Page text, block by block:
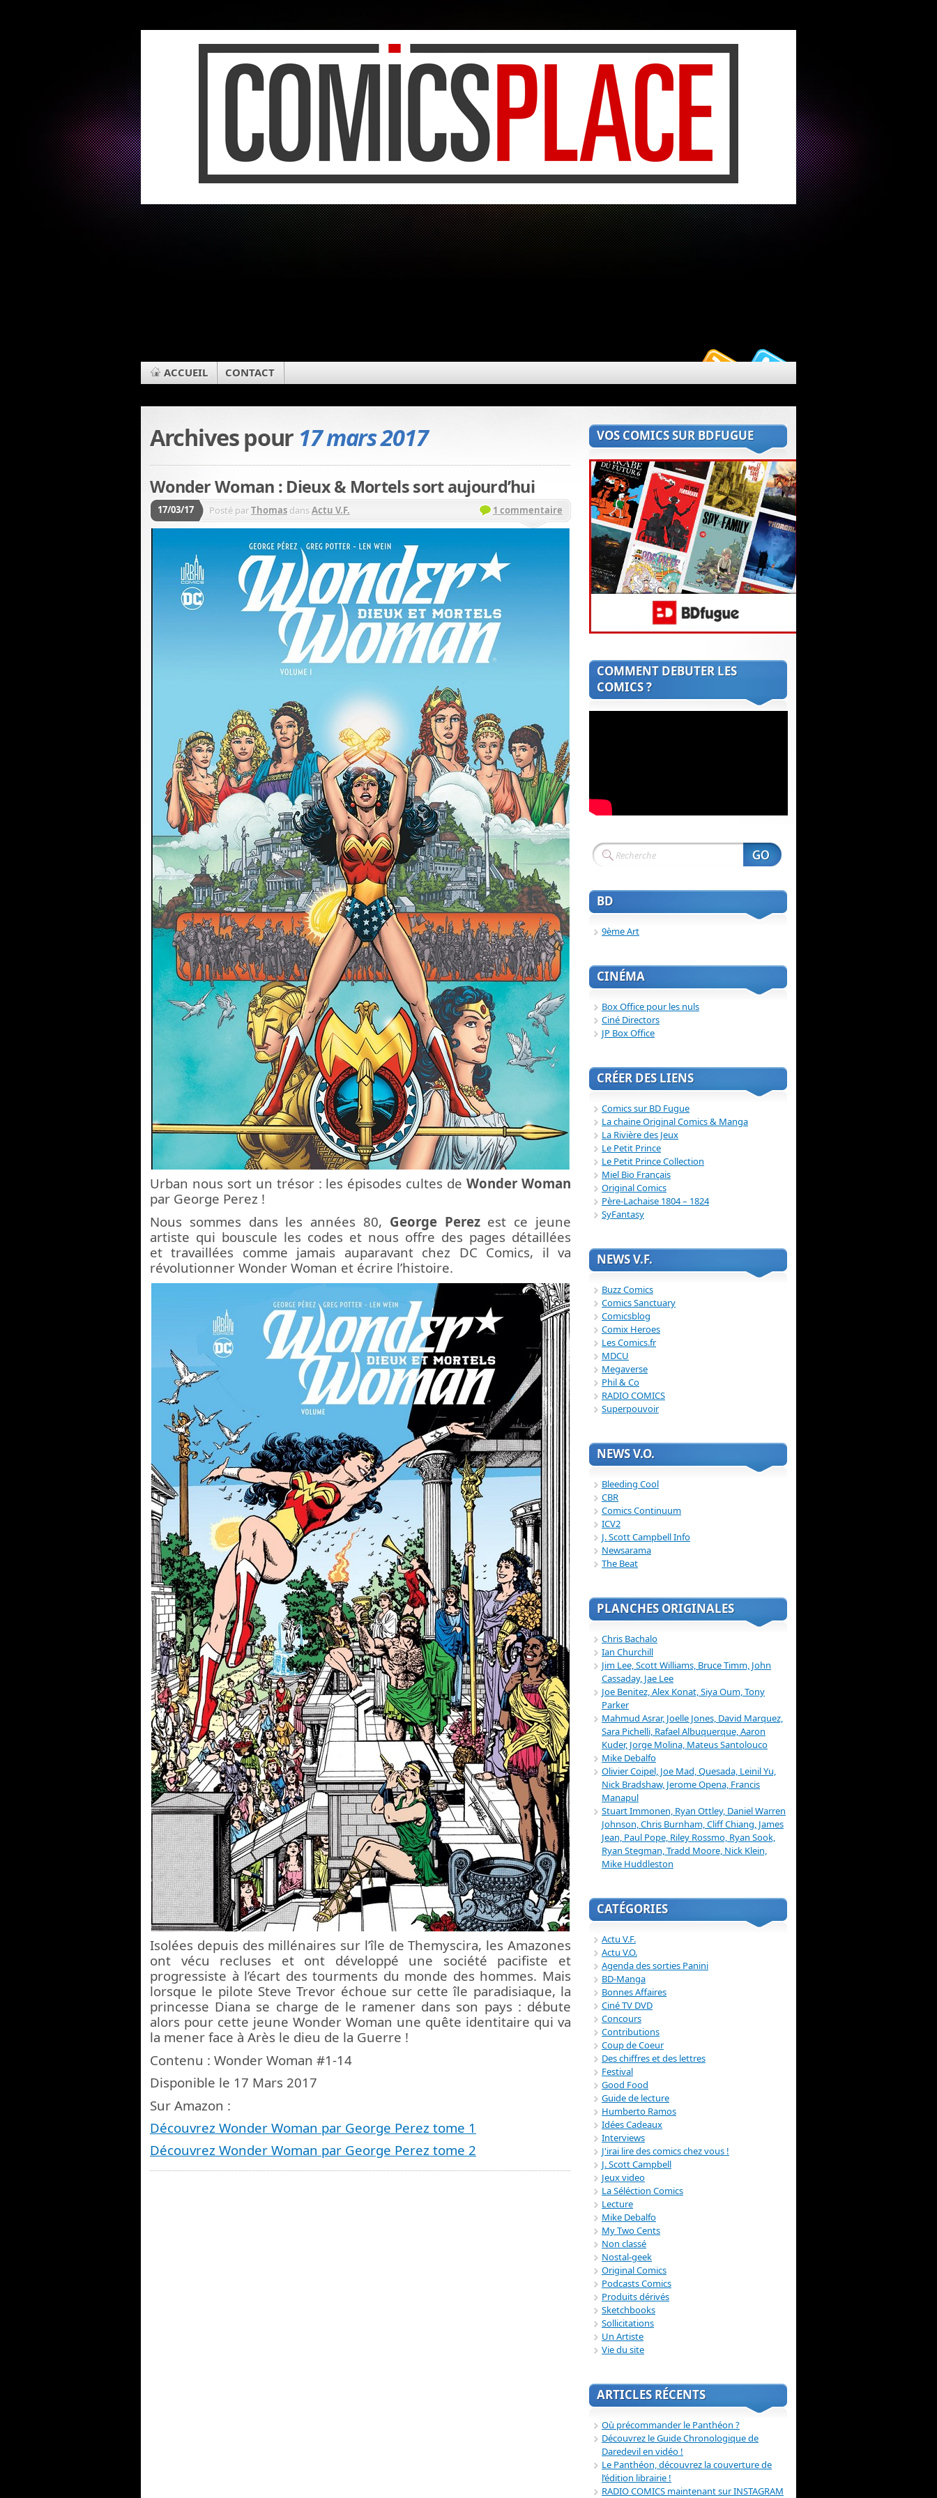
ACCUEIL CONTACT
Archives pour 17 mars 2017
Wonder Woman : Dieux & Mortels sort aujourd’hui
17/03/17 Posté parThomas dansActu V.F. 1 commentaire
Urban nous sort un trésor : les épisodes cultes deWonder Woman
par George Perez !
Nous sommes dans les années 80, George Perezest ce jeune
artiste qui bouscule les codes et nous offre des pages détaillées
et travaillées comme jamais auparavant chez DC Comics, il va
révolutionner Wonder Woman et écrire l’histoire.
Isolées depuis des millénaires sur l’île de Themyscira, les Amazones
ont vécu recluses et ont développé une société pacifiste et
progressiste à l’écart des tourments du monde des hommes. Mais
lorsque le pilote Steve Trevor échoue sur cette île paradisiaque, la
princesse Diana se charge de le ramener dans son pays : débute
alors pour cette jeune Wonder Woman une quête identitaire qui va
la mener face à Arès le dieu de la Guerre !
Contenu : Wonder Woman #1-14
Disponible le 17 Mars 2017
Sur Amazon :
Découvrez Wonder Woman par George Perez tome 1
Découvrez Wonder Woman par George Perez tome 2
VOS COMICS SUR BDFUGUE
COMMENT DEBUTER LES
COMICS ?
BD
9ème Art
CINÉMA
Box Office pour les nuls
Ciné Directors
JP Box Office
CRÉER DES LIENS
Comics sur BD Fugue
La chaine Original Comics & Manga
La Rivière des Jeux
Le Petit Prince
Le Petit Prince Collection
Miel Bio Français
Original Comics
Père-Lachaise 1804 – 1824
SyFantasy
NEWS V.F.
Buzz Comics
Comics Sanctuary
Comicsblog
Comix Heroes
Les Comics.fr
MDCU
Megaverse
Phil & Co
RADIO COMICS
Superpouvoir
NEWS V.O.
Bleeding Cool
CBR
Comics Continuum
ICV2
J. Scott Campbell Info
Newsarama
The Beat
PLANCHES ORIGINALES
Chris Bachalo
Ian Churchill
Jim Lee, Scott Williams, Bruce Timm, John
Cassaday, Jae Lee
Joe Benitez, Alex Konat, Siya Oum, Tony
Parker
Mahmud Asrar, Joelle Jones, David Marquez,
Sara Pichelli, Rafael Albuquerque, Aaron
Kuder, Jorge Molina, Mateus Santolouco
Mike Debalfo
Olivier Coipel, Joe Mad, Quesada, Leinil Yu,
Nick Bradshaw, Jerome Opena, Francis
Manapul
Stuart Immonen, Ryan Ottley, Daniel Warren
Johnson, Chris Burnham, Cliff Chiang, James
Jean, Paul Pope, Riley Rossmo, Ryan Sook,
Ryan Stegman, Tradd Moore, Nick Klein,
Mike Huddleston
CATÉGORIES
Actu V.F.
Actu V.O.
Agenda des sorties Panini
BD-Manga
Bonnes Affaires
Ciné TV DVD
Concours
Contributions
Coup de Coeur
Des chiffres et des lettres
Festival
Good Food
Guide de lecture
Humberto Ramos
Idées Cadeaux
Interviews
J'irai lire des comics chez vous !
J. Scott Campbell
Jeux video
La Séléction Comics
Lecture
Mike Debalfo
My Two Cents
Non classé
Nostal-geek
Original Comics
Podcasts Comics
Produits dérivés
Sketchbooks
Sollicitations
Un Artiste
Vie du site
ARTICLES RÉCENTS
Où précommander le Panthéon ?
Découvrez le Guide Chronologique de
Daredevil en vidéo !
Le Panthéon, découvrez la couverture de
l’édition librairie !
RADIO COMICS maintenant sur INSTAGRAM